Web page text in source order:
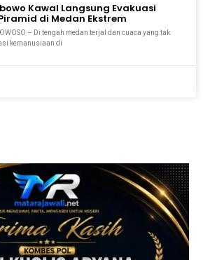
Kawal Langsung Evakuasi
di Medan Ekstrem
– Di tengah medan terjal dan cuaca yang tak
kemanusiaan di